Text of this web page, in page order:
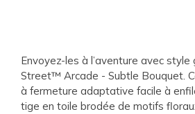
Envoyez-les à l’aventure avec style
Street™ Arcade - Subtle Bouquet.
à fermeture adaptative facile à
tige en toile brodée de motifs